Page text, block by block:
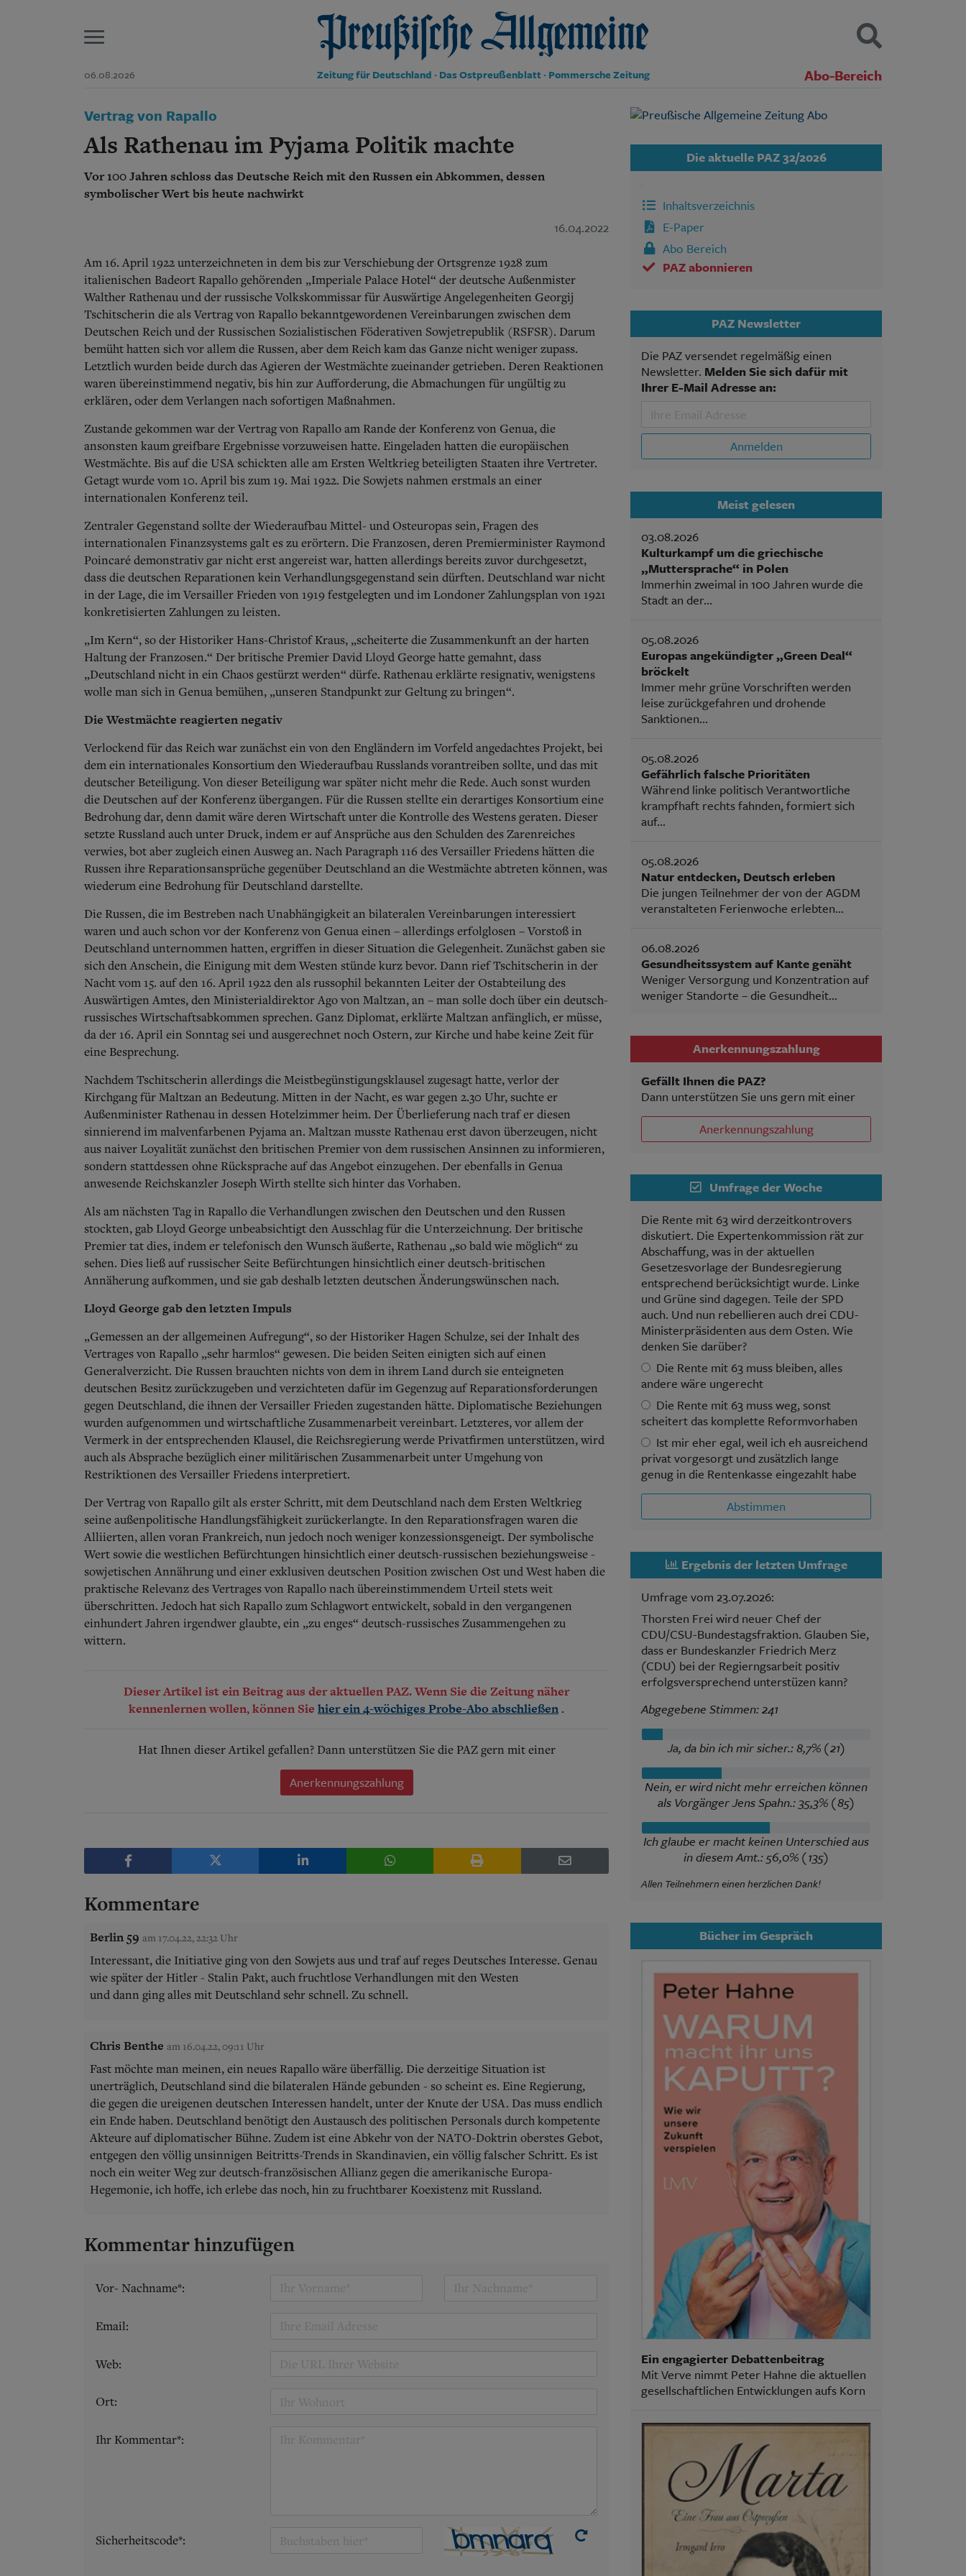
06.08.2026 Preußische Allgemeine Zeitung
Zeitung für Deutschland · Das Ostpreußenblatt · Pommersche Zeitung Abo-Bereich
Start
Wer wir sind
Aktuelle Ausgabe
Abonnent werden
Abo Prämien
Wirtschaft
Gesellschaft
Berlin-Brandenburg
Schlesien
Danzig und Westpreußen
Bücher
Kontakt
Datenschutz
Suchen und finden
SUCHEN
Vertrag von Rapallo
Als Rathenau im Pyjama Politik machte
Vor 100 Jahren schloss das Deutsche Reich mit den Russen ein Abkommen, dessen
symbolischer Wert bis heute nachwirkt
16.04.2022
Am 16. April 1922 unterzeichneten in dem bis zur Verschiebung der Ortsgrenze 1928 zum
italienischen Badeort Rapallo gehörenden „Im­periale Palace Hotel“ der deutsche Außenmister
Walther Rathenau und der russische Volkskommissar für Auswärtige Angelegenheiten Georgij
Tschitscherin die als Vertrag von Rapallo bekanntgewordenen Vereinbarungen zwischen dem
Deutschen Reich und der Russischen Sozialistischen Föderativen Sowjetrepublik (RSFSR). Darum
bemüht hatten sich vor allem die Russen, aber dem Reich kam das Ganze nicht weniger zupass.
Letztlich wurden beide durch das Agieren der Westmächte zueinander getrieben. Deren Reaktionen
waren übereinstimmend negativ, bis hin zur Aufforderung, die Abmachungen für ungültig zu
erklären, oder dem Verlangen nach sofortigen Maßnahmen.
Zustande gekommen war der Vertrag von Rapallo am Rande der Konferenz von Genua, die
ansonsten kaum greifbare Ergebnisse vorzuweisen hatte. Eingeladen hatten die europäischen
Westmächte. Bis auf die USA schickten alle am Ersten Weltkrieg beteiligten Staaten ihre Vertreter.
Getagt wurde vom 10. April bis zum 19. Mai 1922. Die Sowjets nahmen erstmals an einer
internationalen Konferenz teil.
Zentraler Gegenstand sollte der Wiederaufbau Mittel- und Osteuropas sein, Fragen des
internationalen Finanzsystems galt es zu erörtern. Die Franzosen, deren Premierminister Raymond
Poincaré demonstrativ gar nicht erst angereist war, hatten allerdings bereits zuvor durchgesetzt,
dass die deutschen Reparationen kein Verhandlungsgegenstand sein dürften. Deutschland war nicht
in der Lage, die im Versailler Frieden von 1919 festgelegten und im Londoner Zahlungsplan von 1921
konkretisierten Zahlungen zu leisten.
„Im Kern“, so der Historiker Hans-Christof Kraus, „scheiterte die Zusammenkunft an der harten
Haltung der Franzosen.“ Der britische Premier David Lloyd George hatte gemahnt, dass
„Deutschland nicht in ein Chaos gestürzt werden“ dürfe. Rathenau erklärte resignativ, wenigstens
wolle man sich in Genua bemühen, „unseren Standpunkt zur Geltung zu bringen“.
Die Westmächte reagierten negativ
Verlockend für das Reich war zunächst ein von den Engländern im Vorfeld angedachtes Projekt, bei
dem ein internationales Konsortium den Wiederaufbau Russlands vorantreiben sollte, und das mit
deutscher Beteiligung. Von dieser Beteiligung war später nicht mehr die Rede. Auch sonst wurden
die Deutschen auf der Konferenz übergangen. Für die Russen stellte ein derartiges Konsortium eine
Bedrohung dar, denn damit wäre deren Wirtschaft unter die Kontrolle des Westens geraten. Dieser
setzte Russland auch unter Druck, indem er auf Ansprüche aus den Schulden des Zarenreiches
verwies, bot aber zugleich einen Ausweg an. Nach Paragraph 116 des Versailler Friedens hätten die
Russen ihre Reparationsansprüche gegenüber Deutschland an die Westmächte abtreten können, was
wiederum eine Bedrohung für Deutschland darstellte.
Die Russen, die im Bestreben nach Unabhängigkeit an bilateralen Vereinbarungen interessiert
waren und auch schon vor der Konferenz von Genua einen – allerdings erfolglosen – Vorstoß in
Deutschland unternommen hatten, ergriffen in dieser Situation die Gelegenheit. Zunächst gaben sie
sich den Anschein, die Einigung mit dem Westen stünde kurz bevor. Dann rief Tschitscherin in der
Nacht vom 15. auf den 16. April 1922 den als russophil bekannten Leiter der Ostabteilung des
Auswärtigen Amtes, den Ministerialdirektor Ago von Maltzan, an – man solle doch über ein deutsch-
russisches Wirtschaftsabkommen sprechen. Ganz Diplomat, erklärte Maltzan anfänglich, er müsse,
da der 16. April ein Sonntag sei und ausgerechnet noch Ostern, zur Kirche und habe keine Zeit für
eine Besprechung.
Nachdem Tschitscherin allerdings die Meistbegünstigungsklausel zugesagt hatte, verlor der
Kirchgang für Maltzan an Bedeutung. Mitten in der Nacht, es war gegen 2.30 Uhr, suchte er
Außenminister Rathenau in dessen Hotelzimmer heim. Der Überlieferung nach traf er diesen
sinnierend im malvenfarbenen Pyjama an. Maltzan musste Rathenau erst davon überzeugen, nicht
aus naiver Loyalität zunächst den britischen Premier von dem russischen Ansinnen zu informieren,
sondern stattdessen ohne Rücksprache auf das Angebot einzugehen. Der ebenfalls in Genua
anwesende Reichskanzler Joseph Wirth stellte sich hinter das Vorhaben.
Als am nächsten Tag in Rapallo die Verhandlungen zwischen den Deutschen und den Russen
stockten, gab Lloyd George unbeabsichtigt den Ausschlag für die Unterzeichnung. Der britische
Premier tat dies, indem er telefonisch den Wunsch äußerte, Rathenau „so bald wie möglich“ zu
sehen. Dies ließ auf russischer Seite Befürchtungen hinsichtlich einer deutsch-britischen
Annäherung aufkommen, und sie gab deshalb letzten deutschen Änderungswünschen nach.
Lloyd George gab den letzten Impuls
„Gemessen an der allgemeinen Aufregung“, so der Historiker Hagen Schulze, sei der Inhalt des
Vertrages von Rapallo „sehr harmlos“ gewesen. Die beiden Seiten einigten sich auf einen
Generalverzicht. Die Russen brauchten nichts von dem in ihrem Land durch sie enteigneten
deutschen Besitz zurückzugeben und verzichteten dafür im Gegenzug auf Reparationsforderungen
gegen Deutschland, die ihnen der Versailler Frieden zugestanden hätte. Diplomatische Beziehungen
wurden aufgenommen und wirtschaftliche Zusammenarbeit vereinbart. Letzteres, vor allem der
Vermerk in der entsprechenden Klausel, die Reichsregierung werde Privatfirmen unterstützen, wird
auch als Absprache bezüglich einer militärischen Zusammenarbeit unter Umgehung von
Restriktionen des Versailler Friedens interpretiert.
Der Vertrag von Rapallo gilt als erster Schritt, mit dem Deutschland nach dem Ersten Weltkrieg
seine außenpolitische Handlungsfähigkeit zurückerlangte. In den Reparationsfragen waren die
Alliierten, allen voran Frankreich, nun jedoch noch weniger konzessionsgeneigt. Der symbolische
Wert sowie die westlichen Befürchtungen hinsichtlich einer deutsch-russischen beziehungsweise -
sowjetischen Annährung und einer exklusiven deutschen Position zwischen Ost und West haben die
praktische Relevanz des Vertrages von Rapallo nach übereinstimmendem Urteil stets weit
überschritten. Jedoch hat sich Rapallo zum Schlagwort entwickelt, sobald in den vergangenen
einhundert Jahren irgendwer glaubte, ein „zu enges“ deutsch-russisches Zusammengehen zu
wittern.
Dieser Artikel ist ein Beitrag aus der aktuellen PAZ. Wenn Sie die Zeitung näher
kennenlernen wollen, können Sie hier ein 4-wöchiges Probe-Abo abschließen .
Hat Ihnen dieser Artikel gefallen? Dann unterstützen Sie die PAZ gern mit einer
Anerkennungszahlung
Kommentare
Berlin 59 am 17.04.22, 22:32 Uhr
Interessant, die Initiative ging von den Sowjets aus und traf auf reges Deutsches Interesse. Genau
wie später der Hitler - Stalin Pakt, auch fruchtlose Verhandlungen mit den Westen
und dann ging alles mit Deutschland sehr schnell. Zu schnell.
Chris Benthe am 16.04.22, 09:11 Uhr
Fast möchte man meinen, ein neues Rapallo wäre überfällig. Die derzeitige Situation ist
unerträglich, Deutschland sind die bilateralen Hände gebunden - so scheint es. Eine Regierung,
die gegen die ureigenen deutschen Interessen handelt, unter der Knute der USA. Das muss endlich
ein Ende haben. Deutschland benötigt den Austausch des politischen Personals durch kompetente
Akteure auf diplomatischer Bühne. Zudem ist eine Abkehr von der NATO-Doktrin oberstes Gebot,
entgegen den völlig unsinnigen Beitritts-Trends in Skandinavien, ein völlig falscher Schritt. Es ist
noch ein weiter Weg zur deutsch-französischen Allianz gegen die amerikanische Europa-
Hegemonie, ich hoffe, ich erlebe das noch, hin zu fruchtbarer Koexistenz mit Russland.
Kommentar hinzufügen
Vor- Nachname*:
Email:
Web:
Ort:
Ihr Kommentar*:
Sicherheitscode*:
Die aktuelle PAZ 32/2026
Inhaltsverzeichnis
E-Paper
Abo Bereich
PAZ abonnieren
PAZ Newsletter
Die PAZ versendet regelmäßig einen
Newsletter. Melden Sie sich dafür mit
Ihrer E-Mail Adresse an:
Anmelden
Meist gelesen
03.08.2026
Kulturkampf um die griechische
„Muttersprache“ in Polen
Immerhin zweimal in 100 Jahren wurde die
Stadt an der...
05.08.2026
Europas angekündigter „Green Deal“
bröckelt
Immer mehr grüne Vorschriften werden
leise zurückgefahren und drohende
Sanktionen...
05.08.2026
Gefährlich falsche Prioritäten
Während linke politisch Verantwortliche
krampfhaft rechts fahnden, formiert sich
auf...
05.08.2026
Natur entdecken, Deutsch erleben
Die jungen Teilnehmer der von der AGDM
veranstalteten Ferienwoche erlebten...
06.08.2026
Gesundheitssystem auf Kante genäht
Weniger Versorgung und Konzentration auf
weniger Standorte – die Gesundheit...
Anerkennungszahlung
Gefällt Ihnen die PAZ?
Dann unterstützen Sie uns gern mit einer
Anerkennungszahlung
Umfrage der Woche
Die Rente mit 63 wird derzeitkontrovers
diskutiert. Die Expertenkommission rät zur
Abschaffung, was in der aktuellen
Gesetzesvorlage der Bundesregierung
entsprechend berücksichtigt wurde. Linke
und Grüne sind dagegen. Teile der SPD
auch. Und nun rebellieren auch drei CDU-
Ministerpräsidenten aus dem Osten. Wie
denken Sie darüber?
Die Rente mit 63 muss bleiben, alles
andere wäre ungerecht
Die Rente mit 63 muss weg, sonst
scheitert das komplette Reformvorhaben
Ist mir eher egal, weil ich eh ausreichend
privat vorgesorgt und zusätzlich lange
genug in die Rentenkasse eingezahlt habe
Abstimmen
Ergebnis der letzten Umfrage
Umfrage vom 23.07.2026:
Thorsten Frei wird neuer Chef der
CDU/CSU-Bundestagsfraktion. Glauben Sie,
dass er Bundeskanzler Friedrich Merz
(CDU) bei der Regierngsarbeit positiv
erfolgsversprechend unterstüzen kann?
Abgegebene Stimmen: 241
Ja, da bin ich mir sicher.: 8,7% (21)
Nein, er wird nicht mehr erreichen können
als Vorgänger Jens Spahn.: 35,3% (85)
Ich glaube er macht keinen Unterschied aus
in diesem Amt.: 56,0% (135)
Allen Teilnehmern einen herzlichen Dank!
Bücher im Gespräch
Ein engagierter Debattenbeitrag
Mit Verve nimmt Peter Hahne die aktuellen
gesellschaftlichen Entwicklungen aufs Korn